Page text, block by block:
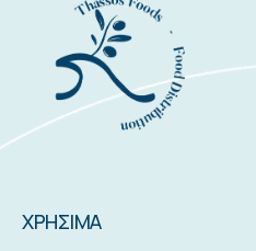
ΧΡΗΣΙΜΑ